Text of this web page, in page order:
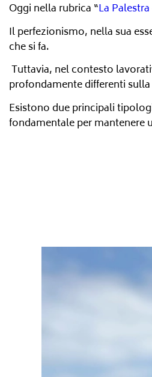
Oggi nella rubrica “La
Il perfezionismo, nella sua
che si fa.
Tuttavia, nel contesto
profondamente differenti
Esistono due principali
fondamentale per mantenere